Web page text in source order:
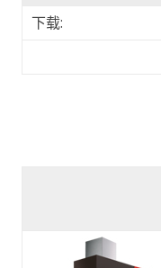
下载: